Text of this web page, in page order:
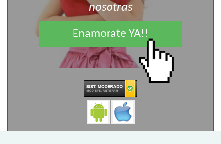
nosotras
Enamorate YA!!